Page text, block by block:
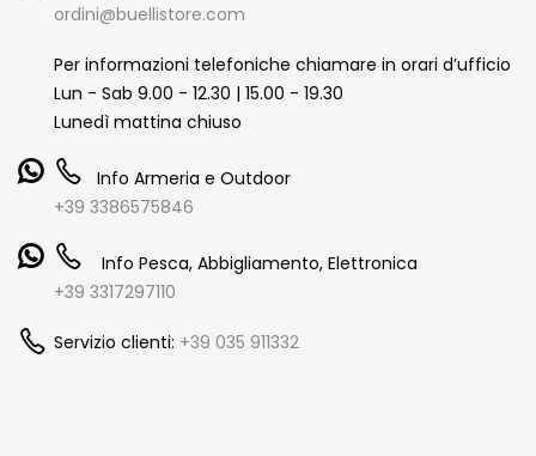
ordini@buellistore.com
Per informazioni telefoniche chiamare in orari d’ufficio
Lun - Sab 9.00 - 12.30 | 15.00 - 19.30
Lunedì mattina chiuso
Info Armeria e Outdoor
+39 3386575846
Info Pesca, Abbigliamento, Elettronica
+39 3317297110
Servizio clienti: +39 035 911332